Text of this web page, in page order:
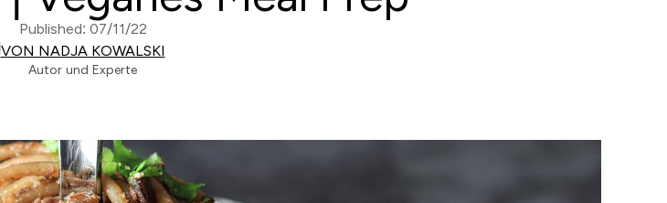
Published: 07/11/22
VON NADJA KOWALSKI
Autor und Experte